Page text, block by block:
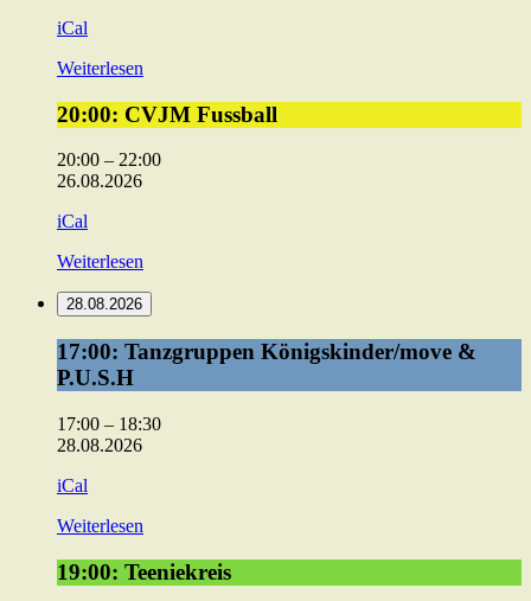
iCal
Weiterlesen
20:00:
CVJM
Fussball
20:00: CVJM Fussball
20:00 – 22:00
26.08.2026
iCal
Weiterlesen
28.08.2026
17:00:
Tanzgruppen
Königskinder/move
P.U.S.H
17:00: Tanzgruppen Königskinder/move &
P.U.S.H
17:00 – 18:30
28.08.2026
iCal
Weiterlesen
19:00:
Teeniekreis
19:00: Teeniekreis